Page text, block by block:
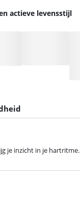
actieve levensstijl
je inzicht in je hartritme.